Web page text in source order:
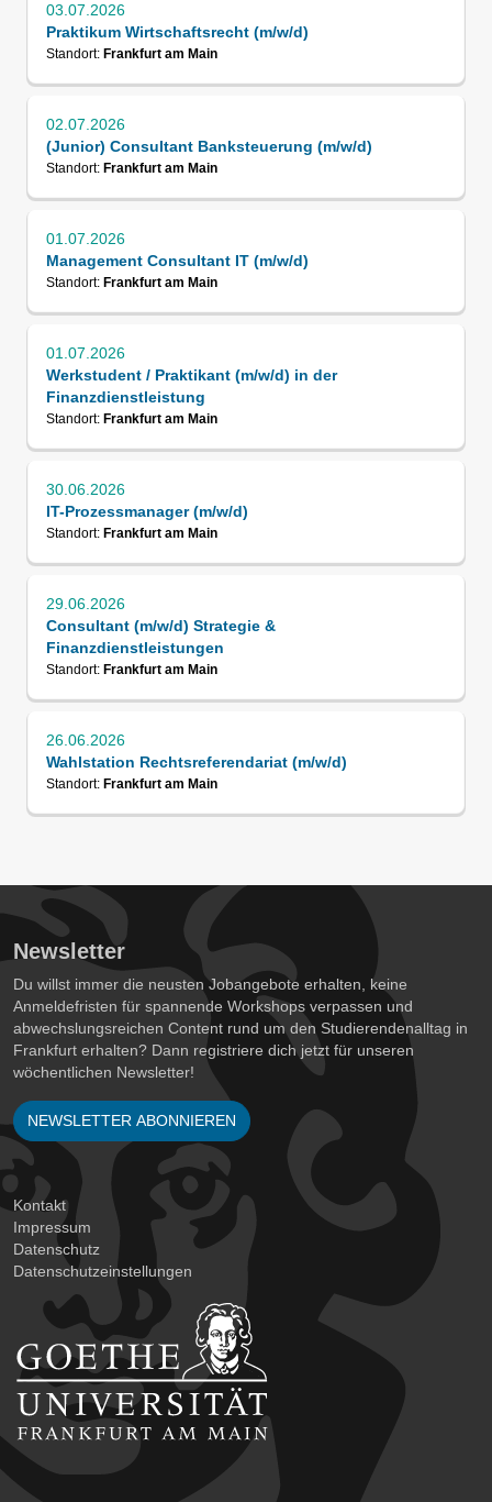
03.07.2026
Praktikum Wirtschaftsrecht (m/w/d)
Standort: Frankfurt am Main
02.07.2026
(Junior) Consultant Banksteuerung (m/w/d)
Standort: Frankfurt am Main
01.07.2026
Management Consultant IT (m/w/d)
Standort: Frankfurt am Main
01.07.2026
Werkstudent / Praktikant (m/w/d) in der
Finanzdienstleistung
Standort: Frankfurt am Main
30.06.2026
IT-Prozessmanager (m/w/d)
Standort: Frankfurt am Main
29.06.2026
Consultant (m/w/d) Strategie &
Finanzdienstleistungen
Standort: Frankfurt am Main
26.06.2026
Wahlstation Rechtsreferendariat (m/w/d)
Standort: Frankfurt am Main
Newsletter
Du willst immer die neusten Jobangebote erhalten, keine
Anmeldefristen für spannende Workshops verpassen und
abwechslungsreichen Content rund um den Studierendenalltag in
Frankfurt erhalten? Dann registriere dich jetzt für unseren
wöchentlichen Newsletter!
NEWSLETTER ABONNIEREN
Kontakt
Impressum
Datenschutz
Datenschutzeinstellungen